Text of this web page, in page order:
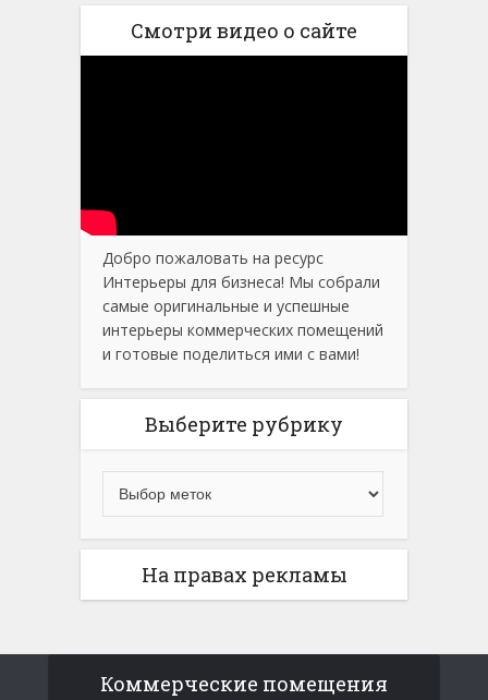
Смотри видео о сайте
Добро пожаловать на ресурс
Интерьеры для бизнеса! Мы собрали
самые оригинальные и успешные
интерьеры коммерческих помещений
и готовые поделиться ими с вами!
Выберите рубрику
На правах рекламы
Коммерческие помещения